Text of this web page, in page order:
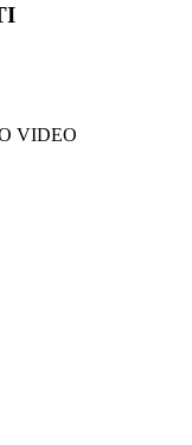
VIDEO